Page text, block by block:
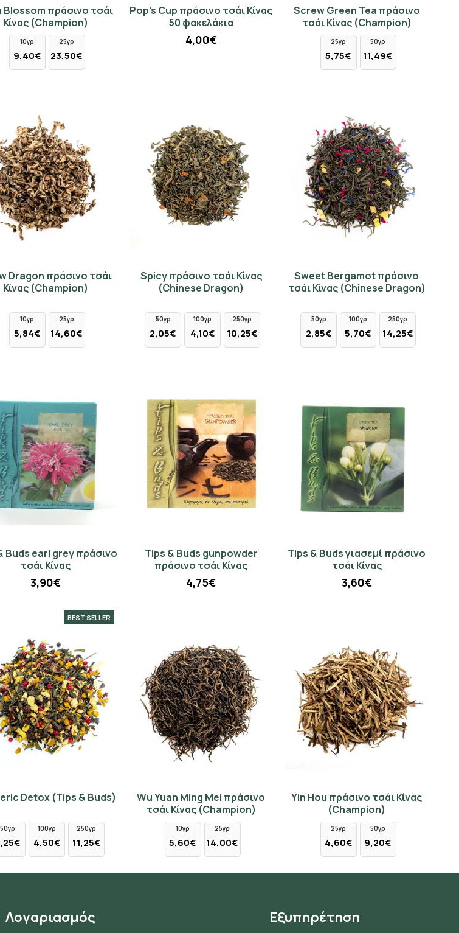
& Κέρδισε 10%
στο newsletter του Madras.gr
στην πρώτη σου παραγγελία
για νέες αρωματικές αφίξεις και
στο αγαπημένο σου τσάι.
και αποδέχομαι τους όρους στη σελίδα
Όροι Χρήσης
Blossom πράσινο τσάι
Κίνας (Champion)
10γρ
9,40€
25γρ
23,50€
Pop's Cup πράσινο τσάι Κίνας
50 φακελάκια
4,00€
Screw Green Tea πράσινο
τσάι Κίνας (Champion)
25γρ
5,75€
50γρ
11,49€
Dragon πράσινο τσάι
Κίνας (Champion)
10γρ
5,84€
25γρ
14,60€
Spicy πράσινο τσάι Κίνας
(Chinese Dragon)
50γρ
2,05€
100γρ
4,10€
250γρ
10,25€
Sweet Bergamot πράσινο
τσάι Κίνας (Chinese Dragon)
50γρ
2,85€
100γρ
5,70€
250γρ
14,25€
Buds earl grey πράσινο
τσάι Κίνας
3,90€
Tips & Buds gunpowder
πράσινο τσάι Κίνας
4,75€
Tips & Buds γιασεμί πράσινο
τσάι Κίνας
3,60€
BEST SELLER
Detox (Tips & Buds)
50γρ 100γρ
4,50€
250γρ
11,25€
Wu Yuan Ming Mei πράσινο
τσάι Κίνας (Champion)
10γρ
5,60€
25γρ
14,00€
Yin Hou πράσινο τσάι Κίνας
(Champion)
25γρ
4,60€
50γρ
9,20€
Λογαριασμός Εξυπηρέτηση